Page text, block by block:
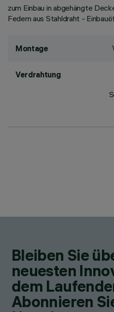
zum Einbau in abgehängte
Federn aus Stahldraht -
Montage
Verdrahtung
Bleiben Sie
neuesten
dem
Abonnieren